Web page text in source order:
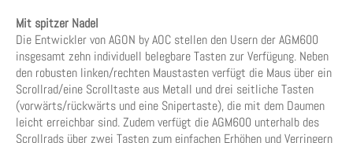
Mit spitzer Nadel
Die Entwickler von AGON by AOC stellen den Usern der AGM600
insgesamt zehn individuell belegbare Tasten zur Verfügung. Neben
den robusten linken/rechten Maustasten verfügt die Maus über ein
Scrollrad/eine Scrolltaste aus Metall und drei seitliche Tasten
(vorwärts/rückwärts und eine Snipertaste), die mit dem Daumen
leicht erreichbar sind. Zudem verfügt die AGM600 unterhalb des
Scrollrads über zwei Tasten zum einfachen Erhöhen und Verringern